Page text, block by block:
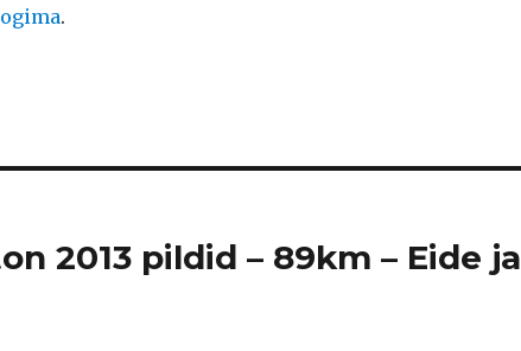
.
2013 pildid – 89km – Eide ja